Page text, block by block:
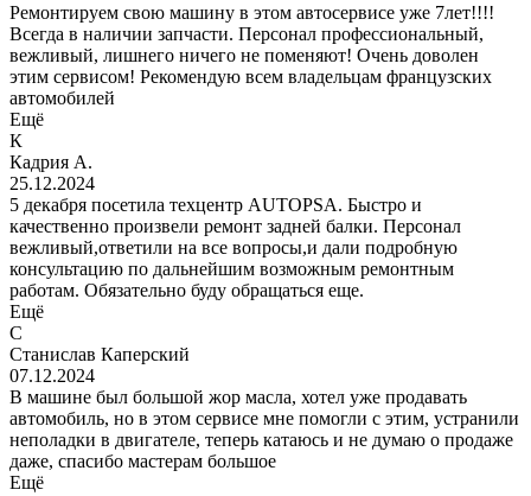
Ремонтируем свою машину в этом автосервисе уже 7лет!!!!
Всегда в наличии запчасти. Персонал профессиональный,
вежливый, лишнего ничего не поменяют! Очень доволен
этим сервисом! Рекомендую всем владельцам французских
автомобилей
Ещё
К
Кадрия А.
25.12.2024
5 декабря посетила техцентр AUTOPSA. Быстро и
качественно произвели ремонт задней балки. Персонал
вежливый,ответили на все вопросы,и дали подробную
консультацию по дальнейшим возможным ремонтным
работам. Обязательно буду обращаться еще.
Ещё
С
Станислав Каперский
07.12.2024
В машине был большой жор масла, хотел уже продавать
автомобиль, но в этом сервисе мне помогли с этим, устранили
неполадки в двигателе, теперь катаюсь и не думаю о продаже
даже, спасибо мастерам большое
Ещё